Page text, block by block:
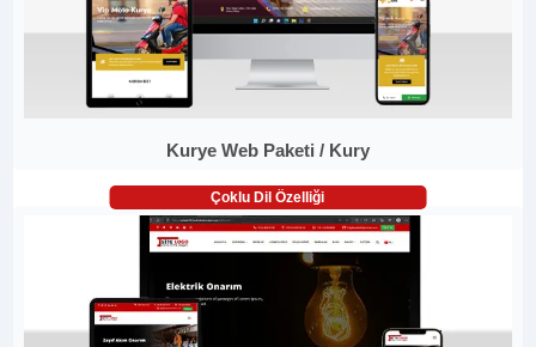
Kurye Web Paketi / Kury
Çoklu Dil Özelliği